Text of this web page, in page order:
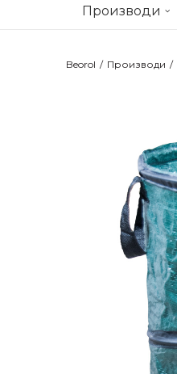
Производи
Beorol Производи